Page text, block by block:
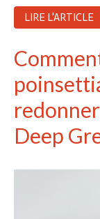
LIRE L'ARTICLE
Deep